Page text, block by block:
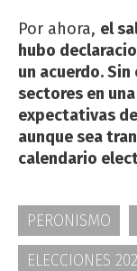
Por ahora, el
hubo
un acuerdo.
sectores en
expectativas
aunque sea
calendario
PERONISMO
ELECCIONES